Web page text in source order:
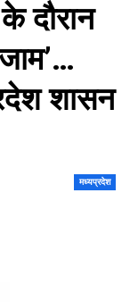
दौरान
शासन
मध्यप्रदेश